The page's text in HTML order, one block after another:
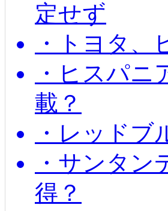
定せず
・トヨタ
・ヒスパニ
載？
・レッドブ
・サンタ
得？